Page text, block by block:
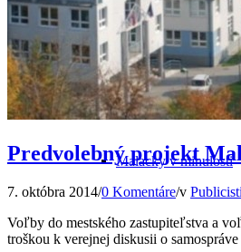
Odkiaľ pochádza
Malacky v minulosti
Predvolebný projekt
7. októbra 2014/0 Komentáre/v
Voľby do mestského zastupiteľstva a
troškou k verejnej diskusii o